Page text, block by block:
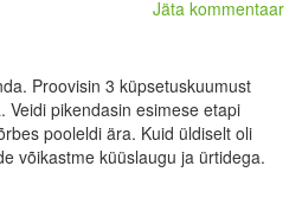
Jäta kommentaar
Proovisin 3 küpsetuskuumust
pikendasin esimese etapi
pooleldi ära. Kuid üldiselt oli
võikastme küüslaugu ja ürtidega.